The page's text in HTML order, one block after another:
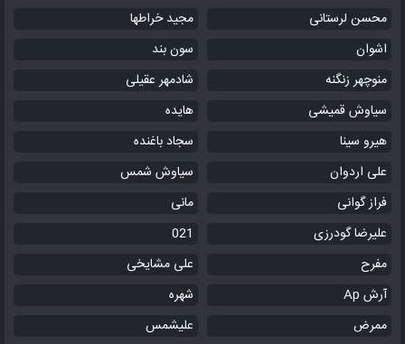
محسن لرستانی
مجید خراطها
اشوان
سون بند
منوچهر زنگنه
شادمهر عقیلی
سیاوش قمیشی
هایده
هیرو سینا
سجاد باغنده
علی اردوان
سیاوش شمس
فراز گوانی
مانی
علیرضا گودرزی
021
مفرح
علی مشایخی
آرش Ap
شهره
ممرض
علیشمس